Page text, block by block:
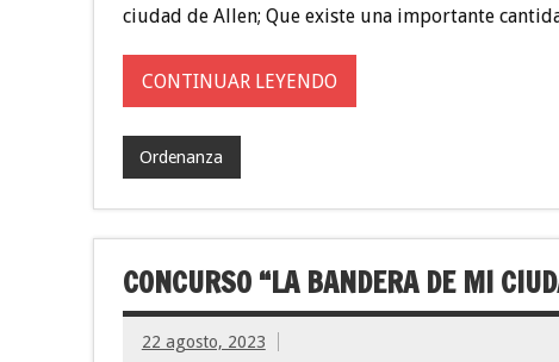
ciudad de Allen; Que existe una importante
CONTINUAR LEYENDO
Ordenanza
CONCURSO “LA BANDERA DE MI
22 agosto, 2023